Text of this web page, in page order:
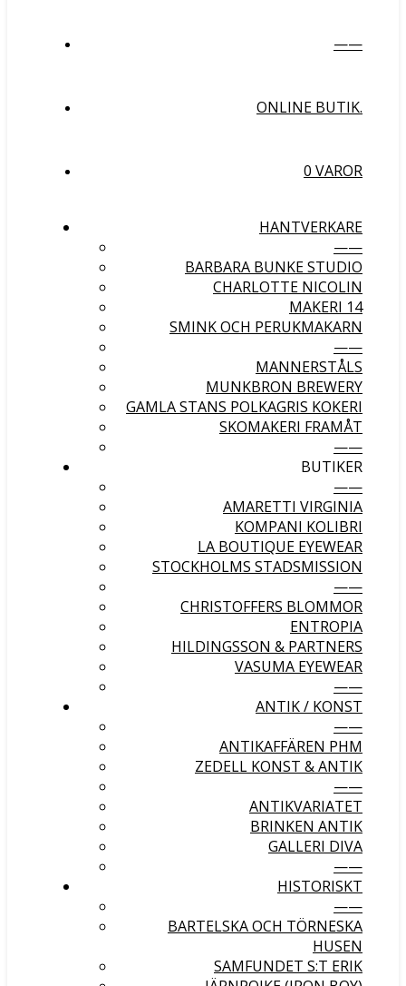
——
ONLINE BUTIK.
0 VAROR
HANTVERKARE
——
BARBARA BUNKE STUDIO
CHARLOTTE NICOLIN
MAKERI 14
SMINK OCH PERUKMAKARN
——
MANNERSTÅLS
MUNKBRON BREWERY
GAMLA STANS POLKAGRIS KOKERI
SKOMAKERI FRAMÅT
——
BUTIKER
——
AMARETTI VIRGINIA
KOMPANI KOLIBRI
LA BOUTIQUE EYEWEAR
STOCKHOLMS STADSMISSION
——
CHRISTOFFERS BLOMMOR
ENTROPIA
HILDINGSSON & PARTNERS
VASUMA EYEWEAR
——
ANTIK / KONST
——
ANTIKAFFÄREN PHM
ZEDELL KONST & ANTIK
——
ANTIKVARIATET
BRINKEN ANTIK
GALLERI DIVA
——
HISTORISKT
——
BARTELSKA OCH TÖRNESKA
HUSEN
SAMFUNDET S:T ERIK